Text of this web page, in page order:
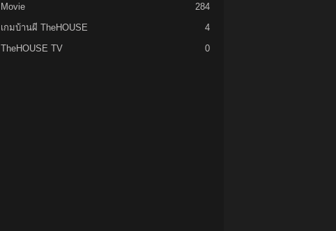
Movie
284
เกมบ้านผี TheHOUSE
4
TheHOUSE TV
0